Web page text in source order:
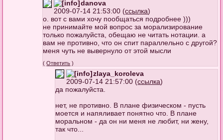
danova
2009-07-14 21:53:00 (ссылка)
о. вот с вами хочу пообщаться подробнее )))
не принимайте мой вопрос за морализирование
только пожалуйста, обещаю не читать нотации. а
вам не противно, что он спит параллельно с другой?
меня чуть не вывернуло от этой мысли
(Ответить )
zlaya_koroleva
2009-07-14 21:57:00 (ссылка)
да пожалуйста.
нет, не противно. В плане физическом - пусть
моется и напяливает понятно что. В плане
моральном - да он ни меня не любит, ни жену,
так что...